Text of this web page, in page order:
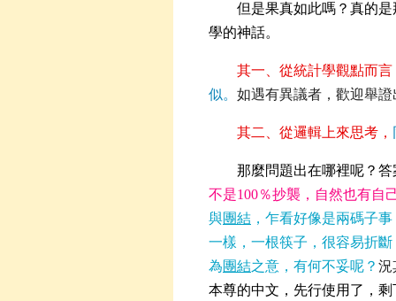
但是果真如此嗎？真的
學的神話。
其一、從統計學觀點而言
似。 如遇有異議者，歡迎舉
其二、從邏輯上來思考，
那麼問題出在哪裡呢？
不是100％抄襲，自然也有自
與團結 ，乍看好像是兩碼子
一樣，一根筷子，很容易折斷
為團結之意，有何不妥呢？ 況
本尊的中文，先行使用了，剩